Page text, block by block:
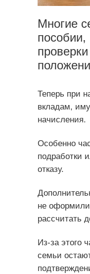
Многие
Теперь при
вкладам,
начисления.
Особенно
подработки
отказу.
не
рассчитать
Из-за этого
семьи